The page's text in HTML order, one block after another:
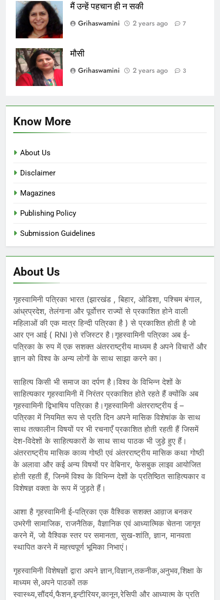
मैं उन्हें पहचान ही न सकी
Grihaswamini
2 years ago 7
मौसी
Grihaswamini
2 years ago 3
Know More
About Us
Disclaimer
Magazines
Publishing Policy
Submission Guidelines
About Us
गृहस्वामिनी पत्रिका भारत (झारखंड , बिहार, ओडिशा, पश्चिम बंगाल,
आंध्रप्रदेश, तेलंगाना और पूर्वोत्तर राज्यों से प्रकाशित होने वाली
महिलाओं की एक मात्र हिन्दी पत्रिका है ) से प्रकाशित होती है जो
आर एन आई ( RNI )से रजिस्टर है।गृहस्वामिनी पत्रिका अब ई-
पत्रिका के रुप में एक सशक्त अंतरराष्ट्रीय माध्यम है अपने विचारों और
ज्ञान को विश्व के अन्य लोगों के साथ साझा करने का।
साहित्य किसी भी समाज का दर्पण है।विश्व के विभिन्न देशों के
साहित्यकार गृहस्वामिनी में निरंतर प्रकाशित होते रहते हैं क्योंकि अब
गृहस्वामिनी द्विभाषिय पत्रिका है।गृहस्वामिनी अंतरराष्ट्रीय ई –
पत्रिका में नियमित रूप से प्रति दिन अपने मासिक विशेषांक के साथ
साथ तत्कालीन विषयों पर भी रचनाएँ प्रकाशित होती रहती हैं जिसमें
देश-विदेशों के साहित्यकारों के साथ साथ पाठक भी जुड़े हुए हैं।
अंतरराष्ट्रीय मासिक काव्य गोष्ठी एवं अंतरराष्ट्रीय मासिक कथा गोष्ठी
के अलावा और कई अन्य विषयों पर वेबिनार, फेसबुक लाइव आयोजित
होती रहती हैं, जिनमें विश्व के विभिन्न देशों के प्रतिष्ठित साहित्यकार व
विशेषज्ञ वक्ता के रूप में जुड़ते हैं।
आशा है गृहस्वामिनी ई-पत्रिका एक वैश्विक सशक्त आव़ाज बनकर
उभरेगी सामाजिक, राजनैतिक, वैज्ञानिक एवं आध्यात्मिक चेतना जागृत
करने में, जो वैश्विक स्तर पर समानता, सुख-शांति, ज्ञान, मानवता
स्थापित करने में महत्त्वपूर्ण भूमिका निभाएं।
गृहस्वामिनी विशेषज्ञों द्वारा अपने ज्ञान,विज्ञान,तकनीक,अनुभव,शिक्षा के
माध्यम से,अपने पाठकों तक
स्वास्थ्य,सौंदर्य,फैशन,इन्टीरियर,कानून,रेसिपी और आध्यात्म के प्रति